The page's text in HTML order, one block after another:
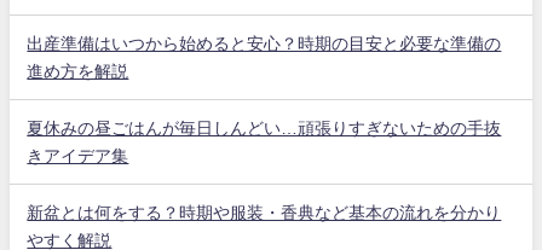
出産準備はいつから始めると安心？時期の目安と必要な準備の
進め方を解説
夏休みの昼ごはんが毎日しんどい…頑張りすぎないための手抜
きアイデア集
新盆とは何をする？時期や服装・香典など基本の流れを分かり
やすく解説